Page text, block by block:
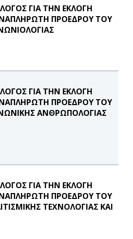
ΓΙΑ ΤΗΝ ΕΚΛΟΓΗ
ΠΡΟΕΔΡΟΥ ΤΟΥ
ΓΙΑ ΤΗΝ ΕΚΛΟΓΗ
ΠΡΟΕΔΡΟΥ ΤΟΥ
ΑΝΘΡΩΠΟΛΟΓΙΑΣ
ΓΙΑ ΤΗΝ ΕΚΛΟΓΗ
ΠΡΟΕΔΡΟΥ ΤΟΥ
ΤΕΧΝΟΛΟΓΙΑΣ ΚΑΙ